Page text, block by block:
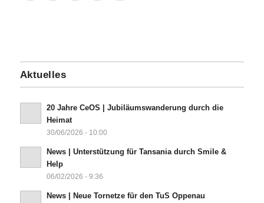
Aktuelles
20 Jahre CeOS | Jubiläumswanderung durch die
Heimat
30/06/2026 - 10:00
News | Unterstützung für Tansania durch Smile &
Help
06/02/2026 - 9:36
News | Neue Tornetze für den TuS Oppenau